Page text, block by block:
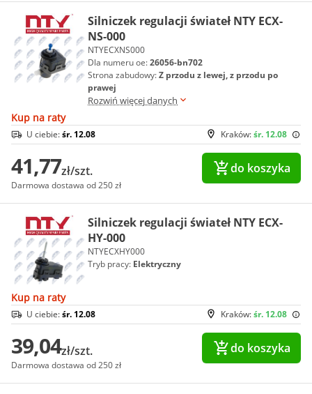
Silniczek regulacji świateł NTY ECX-
NS-000
NTYECXNS000
Dla numeru oe:26056-bn702
Strona zabudowy:Z przodu z lewej, z przodu po
prawej
Rozwiń więcej danych
Kup na raty
Kraków:śr. 12.08
U ciebie:śr. 12.08
41,77zł/szt.
Darmowa dostawa od 250 zł
do koszyka
Silniczek regulacji świateł NTY ECX-
HY-000
NTYECXHY000
Tryb pracy: Elektryczny
Kup na raty
Kraków:śr. 12.08
U ciebie:śr. 12.08
39,04zł/szt.
Darmowa dostawa od 250 zł
do koszyka